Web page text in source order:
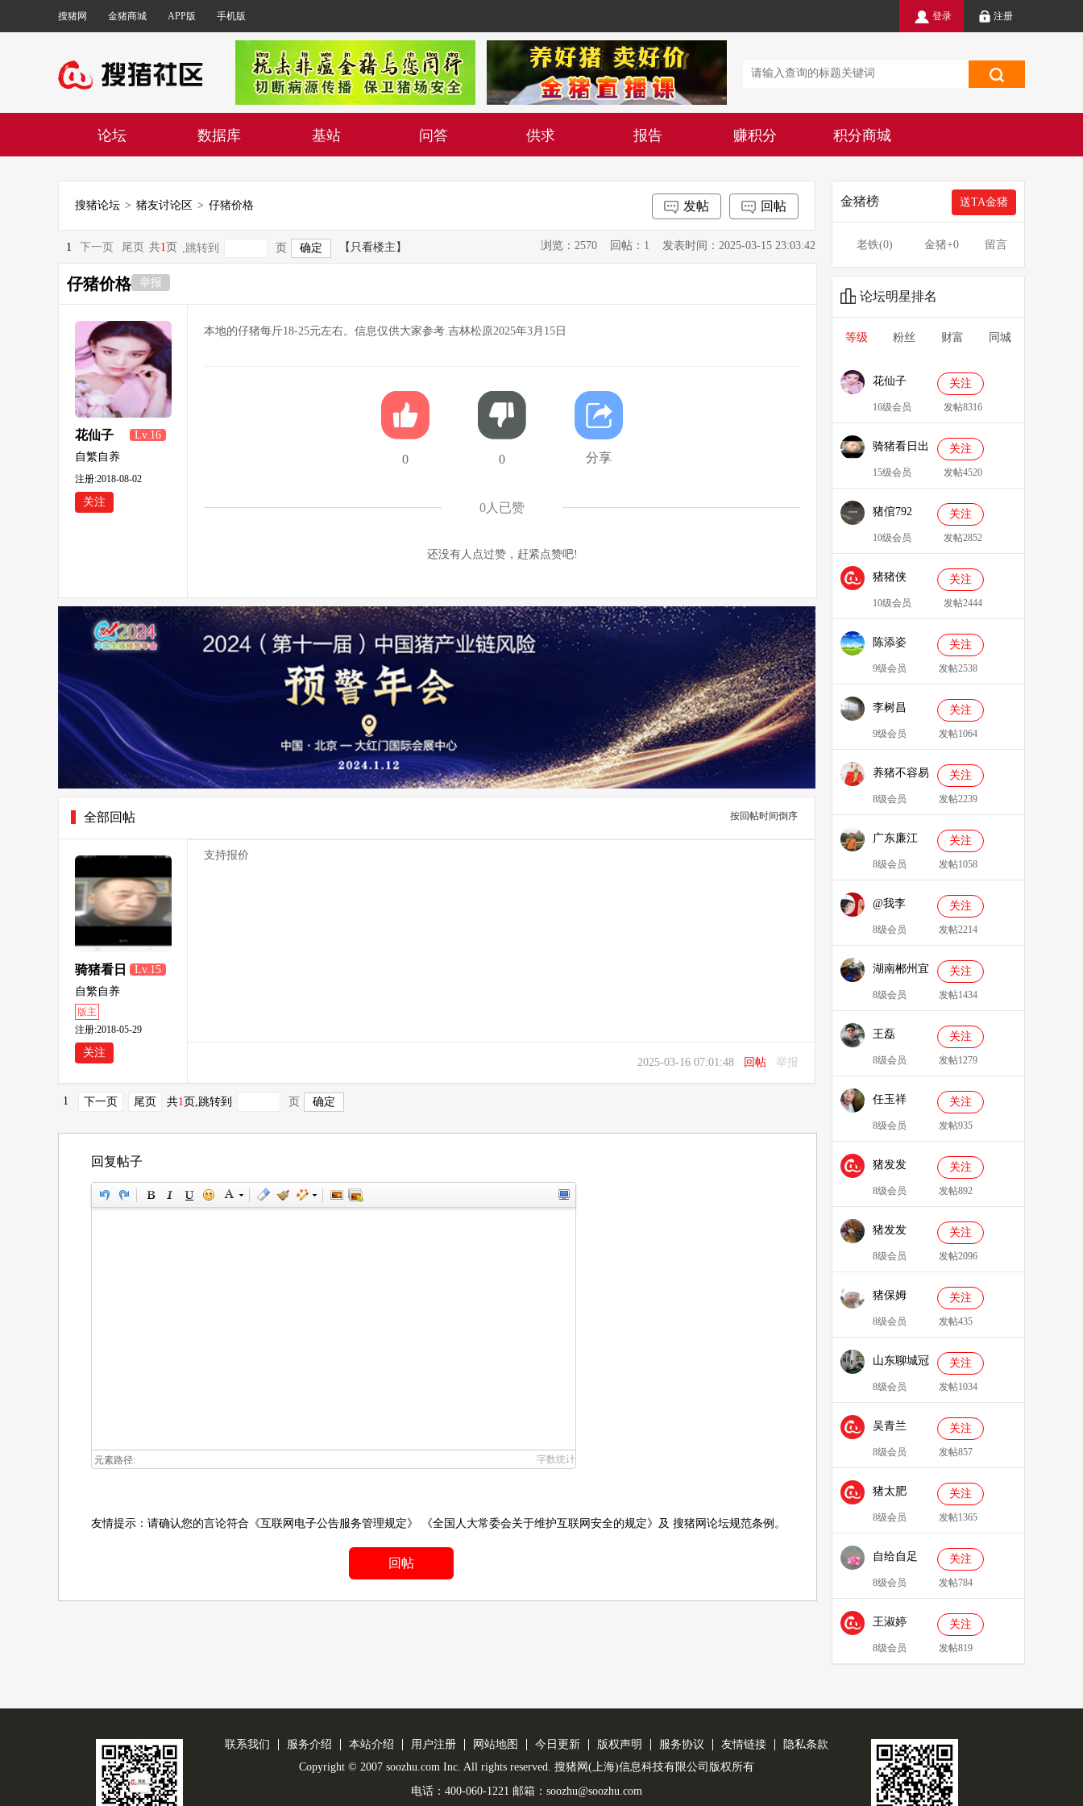
搜猪网 金猪商城 APP版 手机版 登录 注册
论坛 数据库 基站 问答 供求 报告 赚积分 积分商城
搜猪论坛 > 猪友讨论区 > 仔猪价格 回帖
发帖
1 下一页 尾页 共1 页 ,跳转到 页 【只看楼主】 浏览：2570 回帖：1 发表时间：2025-03-15 23:03:42
仔猪价格 举报
花仙子
Lv.16
自繁自养
注册:2018-08-02
关注
本地的仔猪每斤18-25元左右。信息仅供大家参考.吉林松原2025年3月15日
0 0 分享
0 人已赞
还没有人点过赞，赶紧点赞吧!
全部回帖 按回帖时间倒序
骑猪看日
出
Lv.15
自繁自养
版主
注册:2018-05-29
关注
支持报价
2025-03-16 07:01:48 回帖 举报
1 下一页 尾页 共1页 ,跳转到 页
回复帖子
元素路径: 字数统计
友情提示：请确认您的言论符合 《互联网电子公告服务管理规定》 《全国人大常委会关于维护互联网安全的规定》 及 搜猪网论坛规范条例 。
回帖
金猪榜 送TA金猪
老铁(0) 金猪+0 留言
论坛明星排名
等级 粉丝 财富 同城
花仙子 关注
16级会员 发帖8316
骑猪看日出 关注
15级会员 发帖4520
猪倌792 关注
10级会员 发帖2852
猪猪侠
086349
关注
10级会员 发帖2444
陈添姿 关注
9级会员 发帖2538
李树昌 关注
9级会员 发帖1064
养猪不容易 关注
8级会员 发帖2239
广东廉江
088
关注
8级会员 发帖1058
@我李 关注
8级会员 发帖2214
湖南郴州宜
章县李明广
关注
8级会员 发帖1434
王磊 关注
8级会员 发帖1279
任玉祥 关注
8级会员 发帖935
猪发发
638829
关注
8级会员 发帖892
猪发发 关注
8级会员 发帖2096
猪保姆
909233
关注
8级会员 发帖435
山东聊城冠
县、莘县综
合服务站：
冯代林
关注
8级会员 发帖1034
吴青兰 关注
8级会员 发帖857
猪太肥
143814
关注
8级会员 发帖1365
自给自足 关注
8级会员 发帖784
王淑婷 关注
8级会员 发帖819
联系我们 服务介绍 本站介绍 用户注册 网站地图 今日更新 版权声明 服务协议 友情链接
隐私条款
Copyright © 2007 soozhu.com Inc. All rights reserved. 搜猪网(上海)信息科技有限公司版权所有
电话：400-060-1221 邮箱：soozhu@soozhu.com